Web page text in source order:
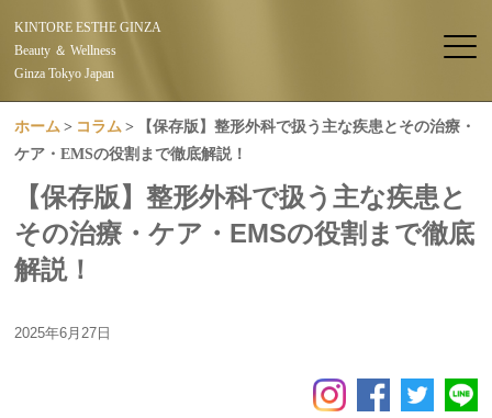
KINTORE ESTHE GINZA
Beauty ＆ Wellness
Ginza Tokyo Japan
ホーム コラム
【保存版】整形外科で扱う主な疾患とその治療・
ケア・EMSの役割まで徹底解説！
【保存版】整形外科で扱う主な疾患と
その治療・ケア・EMSの役割まで徹底
解説！
2025年6月27日